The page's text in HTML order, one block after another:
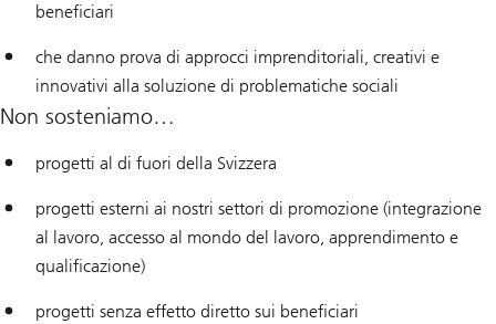
beneficiari
che danno prova di approcci imprenditoriali, creativi e
innovativi alla soluzione di problematiche sociali
Non sosteniamo…
progetti al di fuori della Svizzera
progetti esterni ai nostri settori di promozione (integrazione
al lavoro, accesso al mondo del lavoro, apprendimento e
qualificazione)
progetti senza effetto diretto sui beneficiari